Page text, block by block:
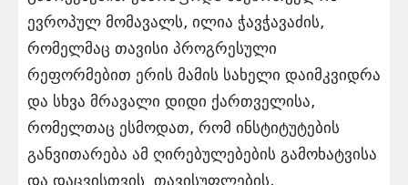
ევროპულ მომავალს, ილია ჭავჭავაძის,
რომელმაც თავისი პროგრესული
რეფორმებით ერის მამის სახელი დაიმკვიდრა
და სხვა მრავალი დიდი ქართველისა,
რომელთაც ესმოდათ, რომ ინსტიტუტების
განვითარება ამ ღირებულებების გამოხატვისა
და დაცვისთვის თავისუფლების,